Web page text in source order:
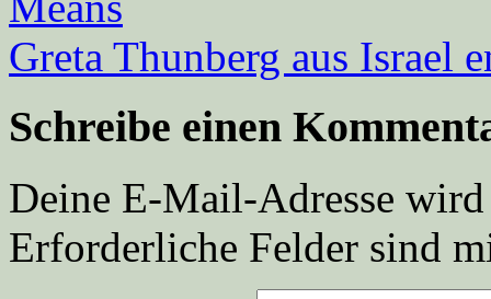
Greta Thunberg aus Israel
Schreibe einen
Deine E-Mail-Adresse
Erforderliche Felder sind